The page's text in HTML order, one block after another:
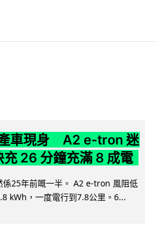
車現身 A2 e-tron 迷
26 分鐘充滿 8 成電
25年前嘅一半。 A2 e-tron 風阻低
kWh，一度電行到7.8公里。6...